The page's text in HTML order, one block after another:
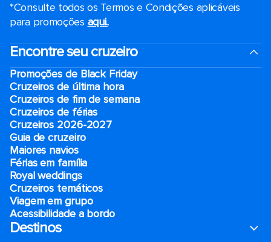
*Consulte todos os Termos e Condições aplicáveis ​​
para promoções aqui..
Encontre seu cruzeiro
Promoções de Black Friday
Cruzeiros de última hora
Cruzeiros de fim de semana
Cruzeiros de férias
Cruzeiros 2026-2027
Guia de cruzeiro
Maiores navios
Férias em família
Royal weddings
Cruzeiros temáticos
Viagem em grupo
Acessibilidade a bordo
Destinos